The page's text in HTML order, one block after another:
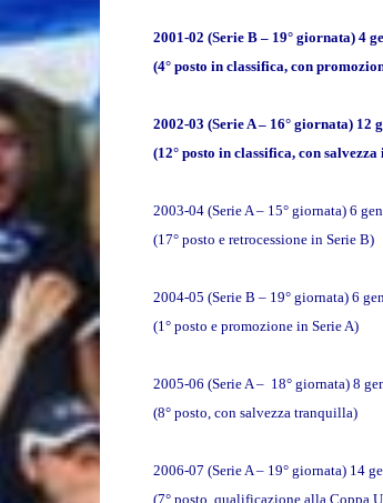
2001-02 (Serie B – 19° giornata) 4
(4° posto in classifica, con
2002-03 (Serie A – 16° giornata) 12
(12° posto in classifica, con
2003-04 (Serie A – 15° giornata) 6
(17° posto e retrocessione in Serie B)
2004-05 (Serie B – 19° giornata) 6
(1° posto e promozione in Serie A)
2005-06 (Serie A – 18° giornata) 8
(8° posto, con salvezza tranquilla)
2006-07 (Serie A – 19° giornata) 14
(7° posto, qualificazione alla Coppa